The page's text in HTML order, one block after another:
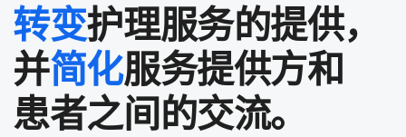
转变护理​服务​的​提供，​
并简化服务​提供​方​和​
患者​之间​的​交流。